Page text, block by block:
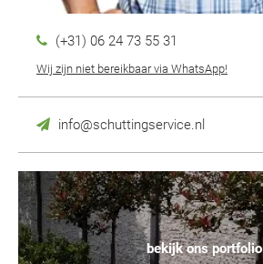
(+31) 06 24 73 55 31
Wij zijn niet bereikbaar via WhatsApp!
info@schuttingservice.nl
bekijk ons portfolio